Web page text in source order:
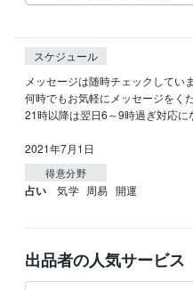
スケジュール
メッセージは随時チェックしていま
何時でもお気軽にメッセージをくだ
21時以降は翌日6～9時過ぎ対応に
2021年7月1日
得意分野
占い 気学 周易 開運
出品者の人気サービス